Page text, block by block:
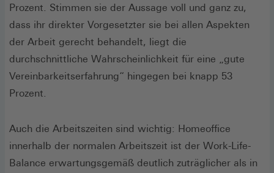
Prozent. Stimmen sie der Aussage voll und ganz zu,
dass ihr direkter Vorgesetzter sie bei allen Aspekten
der Arbeit gerecht behandelt, liegt die
durchschnittliche Wahrscheinlichkeit für eine „gute
Vereinbarkeitserfahrung“ hingegen bei knapp 53
Prozent.
Auch die Arbeitszeiten sind wichtig: Homeoffice
innerhalb der normalen Arbeitszeit ist der Work-Life-
Balance erwartungsgemäß deutlich zuträglicher als in